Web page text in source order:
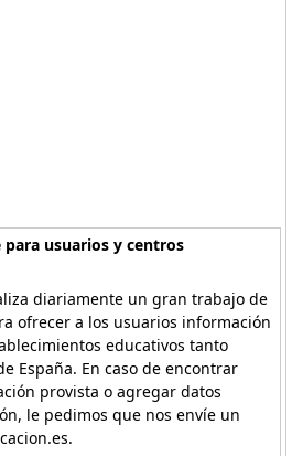
usuarios y centros
diariamente un gran trabajo de
ofrecer a los usuarios información
educativos tanto
España. En caso de encontrar
provista o agregar datos
le pedimos que nos envíe un